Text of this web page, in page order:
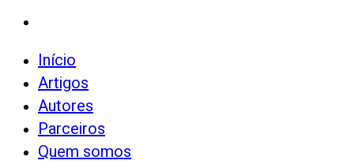
Início
Artigos
Autores
Parceiros
Quem somos